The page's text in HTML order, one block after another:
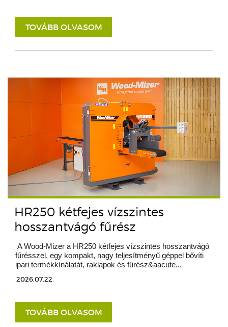
TOVÁBB OLVASOM
HR250 kétfejes vízszintes
hosszantvágó fűrész
A Wood-Mizer a HR250 kétfejes vízszintes hosszantvágó
fűrésszel, egy kompakt, nagy teljesítményű géppel bővíti
ipari termékkínálatát, raklapok és fűrész&aacute...
2026.07.22.
TOVÁBB OLVASOM